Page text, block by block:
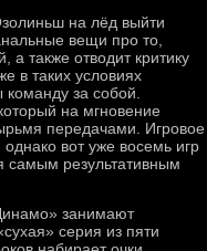
на лёд выйти
вещи про то,
а также отводит критику
в таких условиях
за собой.
на мгновение
передачами. Игровое
вот уже восемь игр
самым результативным
занимают
серия из пяти